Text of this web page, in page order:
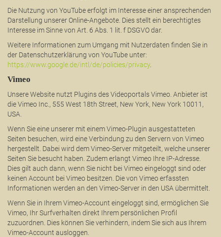
Die Nutzung von YouTube erfolgt im Interesse einer ansprechenden
Darstellung unserer Online-Angebote. Dies stellt ein berechtigtes
Interesse im Sinne von Art. 6 Abs. 1 lit. f DSGVO dar.
Weitere Informationen zum Umgang mit Nutzerdaten finden Sie in
der Datenschutzerklärung von YouTube unter:
https://www.google.de/intl/de/policies/privacy.
Vimeo
Unsere Website nutzt Plugins des Videoportals Vimeo. Anbieter ist
die Vimeo Inc., 555 West 18th Street, New York, New York 10011,
USA.
Wenn Sie eine unserer mit einem Vimeo-Plugin ausgestatteten
Seiten besuchen, wird eine Verbindung zu den Servern von Vimeo
hergestellt. Dabei wird dem Vimeo-Server mitgeteilt, welche unserer
Seiten Sie besucht haben. Zudem erlangt Vimeo Ihre IP-Adresse.
Dies gilt auch dann, wenn Sie nicht bei Vimeo eingeloggt sind oder
keinen Account bei Vimeo besitzen. Die von Vimeo erfassten
Informationen werden an den Vimeo-Server in den USA übermittelt.
Wenn Sie in Ihrem Vimeo-Account eingeloggt sind, ermöglichen Sie
Vimeo, Ihr Surfverhalten direkt Ihrem persönlichen Profil
zuzuordnen. Dies können Sie verhindern, indem Sie sich aus Ihrem
Vimeo-Account ausloggen.